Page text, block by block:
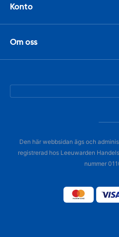
Konto
Om oss
Den här webbsidan ägs och
registrerad hos Leeuwarden
nummer